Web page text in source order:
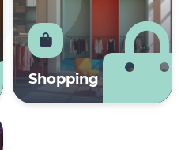
Shopping